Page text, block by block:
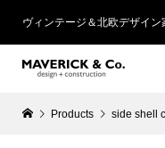
ヴィンテージ＆北欧デザイン
Products side shell